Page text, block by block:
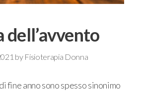
dell’avvento
by Fisioterapia Donna
fine anno sono spesso sinonimo